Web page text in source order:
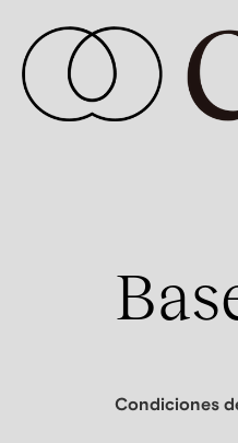
Condiciones